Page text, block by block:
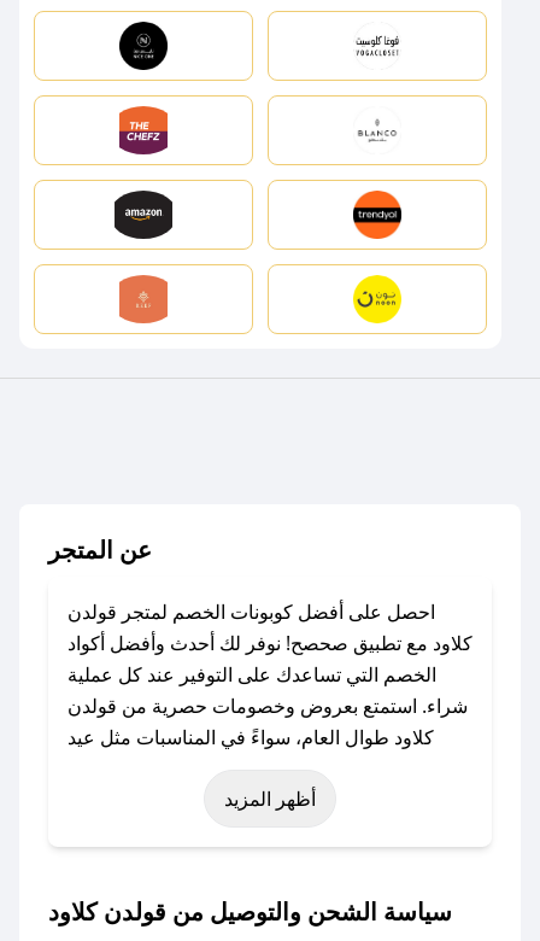
عن المتجر
احصل على أفضل كوبونات الخصم لمتجر قولدن
كلاود مع تطبيق صحصح! نوفر لك أحدث وأفضل أكواد
الخصم التي تساعدك على التوفير عند كل عملية
شراء. استمتع بعروض وخصومات حصرية من قولدن
كلاود طوال العام، سواءً في المناسبات مثل عيد
الفطر، عيد الأضحى، الجمعة البيضاء (شهر نوفمبر)،
رمضان، اليوم الوطني، يوم التأسيس، أو حتى عروض
باستخدام تطبيق صحصح، يمكنك العثور بسهولة على
أظهر المزيد
سياسة الشحن والتوصيل من قولدن كلاود